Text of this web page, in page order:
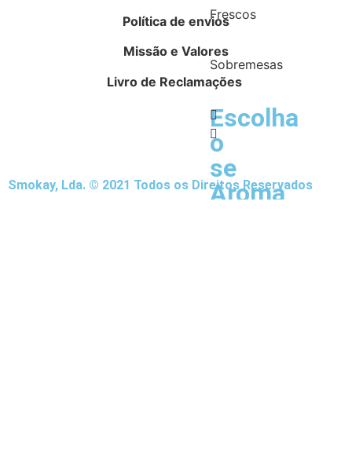
Frescos
Sobremesas
Escolha
o
se
Aroma
Política de envios
Missão e Valores
Livro de Reclamações
Smokay, Lda. © 2021 Todos os Direitos Reservados